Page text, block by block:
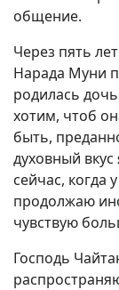
общение.
Через пять
Нарада Муни
родилась
хотим, чтоб
быть,
духовный
сейчас, когда
продолжаю
чувствую
Господь